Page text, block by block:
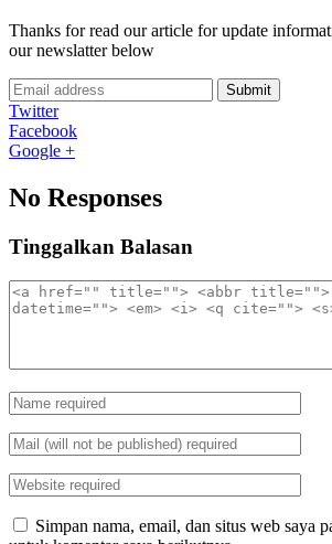
Thanks for read our article for update
our newslatter below
Submit
Twitter
Facebook
Google +
No Responses
Tinggalkan Balasan
Simpan nama, email, dan situs web saya